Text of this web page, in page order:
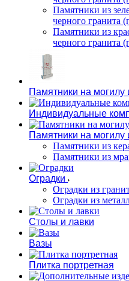
Памятники из
черного гранита
Памятники из
черного гранита
Памятники на могилу
Индивидуальные
Памятники на могилу
Памятники из
Памятники из
Оградки
Оградки из
Оградки из
Столы и лавки
Вазы
Плитка портретная